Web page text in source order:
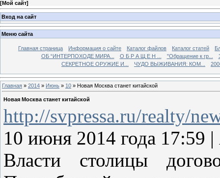
[Мой сайт]
Вход на сайт
Меню сайта
Главная страница Информация о сайте Каталог файлов Каталог статей
ОБ “ИНТЕРПОХОДЕ МИРА...
О Б Р А Щ Е Н ... "Обращение к гр...
СЕКРЕТНОЕ ОРУЖИЕ И...
ЧУДО ВЫЖИВАНИЯ: КОМ...
Главная » 2014 » Июнь » 10 » Новая Москва станет китайской
Новая Москва станет китайской
http://svpressa.ru/realty/
10 июня 2014 года
Власти столицы